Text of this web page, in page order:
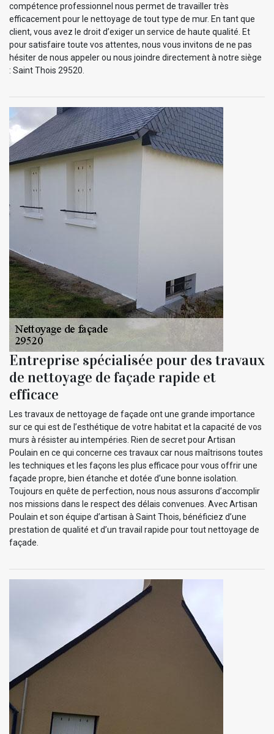
compétence professionnel nous permet de travailler très
efficacement pour le nettoyage de tout type de mur. En tant que
client, vous avez le droit d’exiger un service de haute qualité. Et
pour satisfaire toute vos attentes, nous vous invitons de ne pas
hésiter de nous appeler ou nous joindre directement à notre siège
: Saint Thois 29520.
Entreprise spécialisée pour des travaux
de nettoyage de façade rapide et
efficace
Les travaux de nettoyage de façade ont une grande importance
sur ce qui est de l’esthétique de votre habitat et la capacité de vos
murs à résister au intempéries. Rien de secret pour Artisan
Poulain en ce qui concerne ces travaux car nous maîtrisons toutes
les techniques et les façons les plus efficace pour vous offrir une
façade propre, bien étanche et dotée d’une bonne isolation.
Toujours en quête de perfection, nous nous assurons d’accomplir
nos missions dans le respect des délais convenues. Avec Artisan
Poulain et son équipe d’artisan à Saint Thois, bénéficiez d’une
prestation de qualité et d’un travail rapide pour tout nettoyage de
façade.